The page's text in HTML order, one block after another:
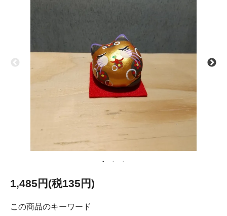
1,485円(税135円)
この商品のキーワード